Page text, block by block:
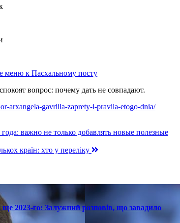
меню к Пасхальному посту
вопрос: почему дать не совпадают.
arxangela-gavriila-zaprety-i-pravila-etogo-dnia/
важно не только добавлять новые полезные
країн: хто у переліку
2023-го: Залужний розповів, що завадило